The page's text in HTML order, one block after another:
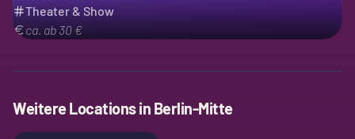
Theater & Show
ca. ab 30 €
Weitere Locations in Berlin-Mitte